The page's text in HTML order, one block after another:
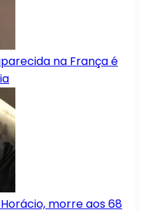
na França é
morre aos 68